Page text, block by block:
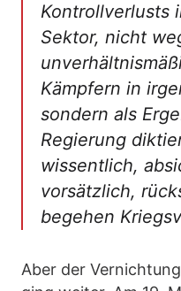
Kontrollverlusts
Sektor, nicht
Kämpfern in
sondern als
Regierung
wissentlich,
vorsätzlich,
begehen
Aber der